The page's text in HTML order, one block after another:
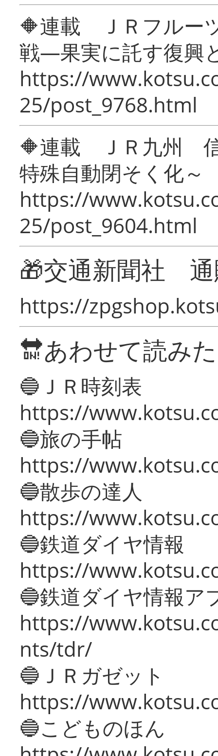
🔶連載 ＪＲフルー
戦―果実に託す復興
https://
25/post_9768.html
🔶連載 ＪＲ九州 信
特殊自動閉そく化～
https://
25/post_9604.html
🎁交通新聞社
https://
🔛あわせて読み
🔵ＪＲ時刻表
https://
🔵旅の手帖
https://
🔵散歩の達人
https://
🔵鉄道ダイヤ情報
https://
🔵鉄道ダイヤ情報ア
https://
nts/tdr/
🔵ＪＲガゼット
https://
🔵こどものほん